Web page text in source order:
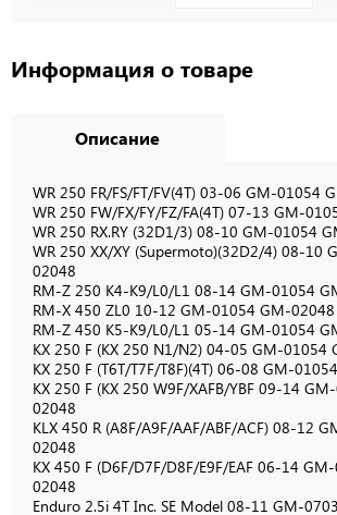
Информация о товаре
Описание
WR 250 FR/FS/FT/FV(4T) 03-06 GM-01054
WR 250 FW/FX/FY/FZ/FA(4T) 07-13 GM-
WR 250 RX.RY (32D1/3) 08-10 GM-01054
WR 250 XX/XY (Supermoto)(32D2/4) 08-10
02048
RM-Z 250 K4-K9/L0/L1 08-14 GM-01054
RM-X 450 ZL0 10-12 GM-01054 GM-02048
RM-Z 450 K5-K9/L0/L1 05-14 GM-01054
KX 250 F (KX 250 N1/N2) 04-05 GM-01054
KX 250 F (T6T/T7F/T8F)(4T) 06-08 GM-
KX 250 F (KX 250 W9F/XAFB/YBF 09-14
02048
KLX 450 R (A8F/A9F/AAF/ABF/ACF) 08-12
02048
KX 450 F (D6F/D7F/D8F/E9F/EAF 06-14
02048
Enduro 2.5i 4T Inc. SE Model 08-11 GM-